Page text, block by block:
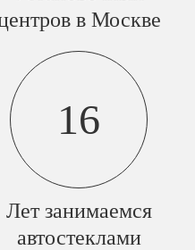
в Москве
16
Лет занимаемся
автостеклами